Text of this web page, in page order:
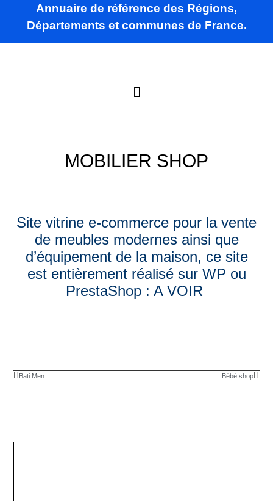
Annuaire de référence des Régions,
Départements et communes de France.
MOBILIER SHOP
Site vitrine e-commerce pour la vente
de meubles modernes ainsi que
d’équipement de la maison, ce site
est entièrement réalisé sur WP ou
PrestaShop : A VOIR
Bati Men Bébé shop